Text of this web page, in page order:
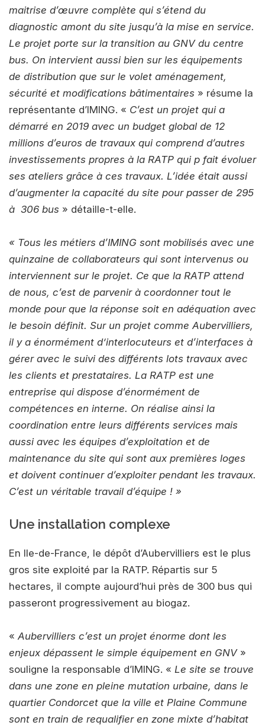
maitrise d’œuvre complète qui s’étend du
diagnostic amont du site jusqu’à la mise en service.
Le projet porte sur la transition au GNV du centre
bus. On intervient aussi bien sur les équipements
de distribution que sur le volet aménagement,
sécurité et modifications bâtimentaires » résume la
représentante d’IMING. « C’est un projet qui a
démarré en 2019 avec un budget global de 12
millions d’euros de travaux qui comprend d’autres
investissements propres à la RATP qui p fait évoluer
ses ateliers grâce à ces travaux. L’idée était aussi
d’augmenter la capacité du site pour passer de 295
à 306 bus » détaille-t-elle.
« Tous les métiers d’IMING sont mobilisés avec une
quinzaine de collaborateurs qui sont intervenus ou
interviennent sur le projet. Ce que la RATP attend
de nous, c’est de parvenir à coordonner tout le
monde pour que la réponse soit en adéquation avec
le besoin définit. Sur un projet comme Aubervilliers,
il y a énormément d‘interlocuteurs et d’interfaces à
gérer avec le suivi des différents lots travaux avec
les clients et prestataires. La RATP est une
entreprise qui dispose d’énormément de
compétences en interne. On réalise ainsi la
coordination entre leurs différents services mais
aussi avec les équipes d’exploitation et de
maintenance du site qui sont aux premières loges
et doivent continuer d’exploiter pendant les travaux.
C’est un véritable travail d’équipe ! »
Une installation complexe
En Ile-de-France, le dépôt d’Aubervilliers est le plus
gros site exploité par la RATP. Répartis sur 5
hectares, il compte aujourd’hui près de 300 bus qui
passeront progressivement au biogaz.
« Aubervilliers c’est un projet énorme dont les
enjeux dépassent le simple équipement en GNV»
souligne la responsable d’IMING. « Le site se trouve
dans une zone en pleine mutation urbaine, dans le
quartier Condorcet que la ville et Plaine Commune
sont en train de requalifier en zone mixte d’habitat